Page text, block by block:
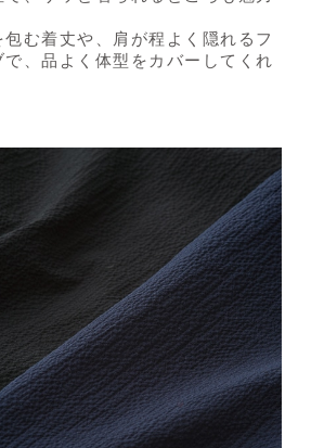
包む着丈や、肩が程よく隠れるフ
で、品よく体型をカバーしてくれ